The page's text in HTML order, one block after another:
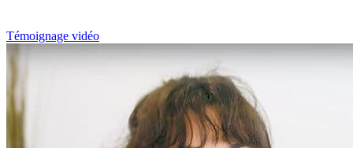
Témoignage vidéo